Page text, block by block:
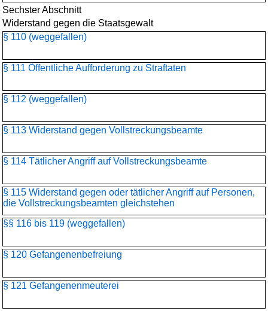
Sechster Abschnitt
Widerstand gegen die Staatsgewalt
§ 110 (weggefallen)
§ 111 Öffentliche Aufforderung zu Straftaten
§ 112 (weggefallen)
§ 113 Widerstand gegen Vollstreckungsbeamte
§ 114 Tätlicher Angriff auf Vollstreckungsbeamte
§ 115 Widerstand gegen oder tätlicher Angriff auf Personen,
die Vollstreckungsbeamten gleichstehen
§§ 116 bis 119 (weggefallen)
§ 120 Gefangenenbefreiung
§ 121 Gefangenenmeuterei